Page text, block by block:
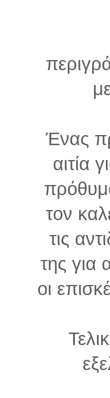
Ένας
αιτία
τον
τις
της για
οι